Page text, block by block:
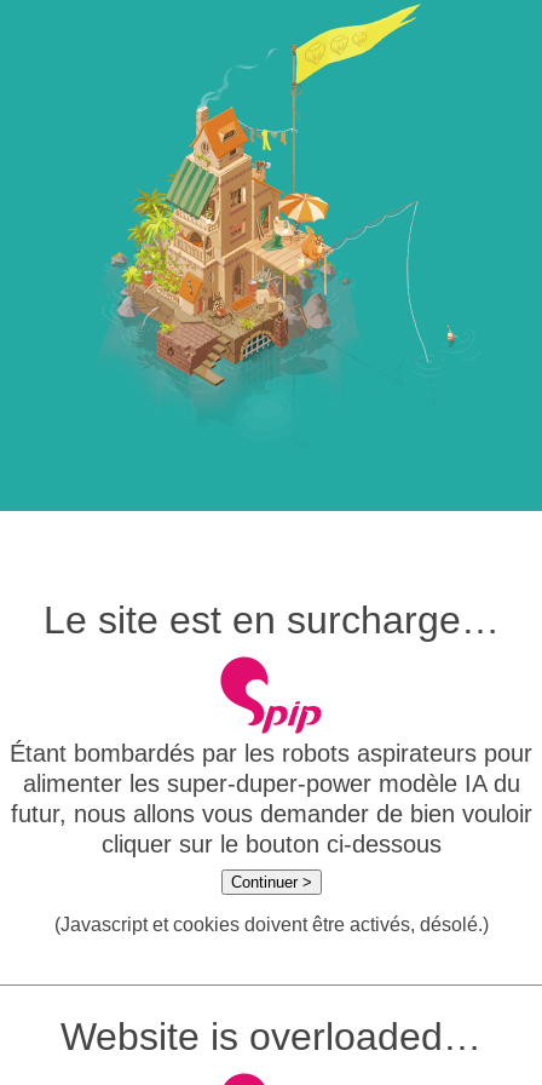
Le site est en surcharge…
Étant bombardés par les robots aspirateurs pour
alimenter les super-duper-power modèle IA du
futur, nous allons vous demander de bien vouloir
cliquer sur le bouton ci-dessous
Continuer >
(Javascript et cookies doivent être activés, désolé.)
Website is overloaded…